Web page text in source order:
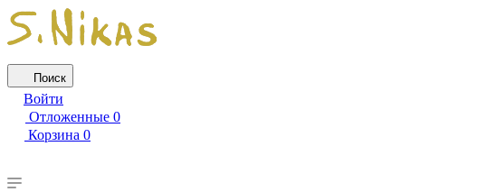
Поиск
Войти
Отложенные 0
Корзина 0